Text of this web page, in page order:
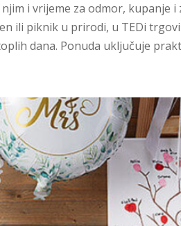
i vrijeme za odmor, kupanje
ili piknik u prirodi, u TEDi
dana. Ponuda uključuje